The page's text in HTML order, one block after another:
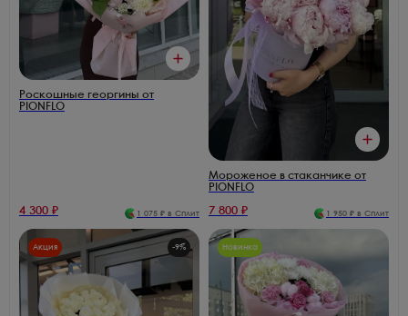
Роскошные георгины от
PIONFLO
4 300 ₽ 1 075 ₽ в Сплит
Мороженое в стаканчике от
PIONFLO
7 800 ₽ 1 950 ₽ в Сплит
Акция -9% Новинка